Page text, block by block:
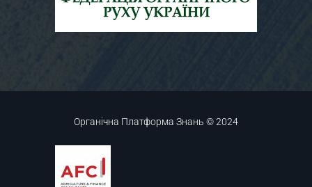
Органічна Платформа Знань © 2024